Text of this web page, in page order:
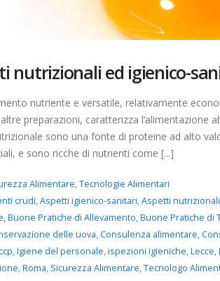
nutrizionali ed igienico-
nutriente e versatile, relativamente
preparazioni, caratterizza l’alimentazione
sono una fonte di proteine ​​ad alto
e sono ricche di nutrienti come [...]
Alimentare,Tecnologie Alimentari
crudi,Aspetti igienico-sanitari,Aspetti nutrizionali
,Buone Pratiche di Allevamento,Buone Pratiche di
delle uova,Consulenza alimentare,
,Igiene del personale,ispezioni igieniche,Lecce,
,Roma, Sicurezza Alimentare,Tecnologo
Nitriti e Nitrati negli
la commissione europea